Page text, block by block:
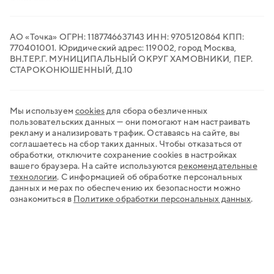
QR-платежи
АО «Точка» ОГРН: 1187746637143 ИНН: 9705120864 КПП:
770401001. Юридический адрес: 119002, город Москва,
ВН.ТЕР.Г. МУНИЦИПАЛЬНЫЙ ОКРУГ ХАМОВНИКИ, ПЕР.
СТАРОКОНЮШЕННЫЙ, Д.10
Мы используем cookiesдля сбора обезличенных
пользовательских данных — они помогают нам настраивать
рекламу и анализировать трафик. Оставаясь на сайте, вы
соглашаетесь на сбор таких данных. Чтобы отказаться от
обработки, отключите сохранение cookies в настройках
вашего браузера. На сайте используются рекомендательные
технологии. С информацией об обработке персональных
данных и мерах по обеспечению их безопасности можно
ознакомиться в Политике обработки персональных данных.